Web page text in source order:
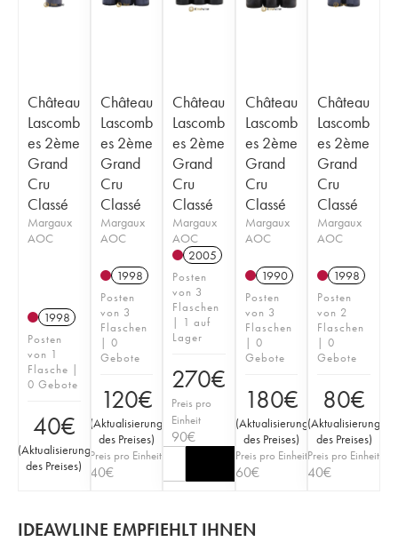
Château
Lascomb
es 2ème
Grand
Cru
Classé
Margaux
AOC
1998
Posten
von 1
Flasche |
0 Gebote
40€
(Aktualisierung
des Preises)
Château
Lascomb
es 2ème
Grand
Cru
Classé
Margaux
AOC
1998
Posten
von 3
Flaschen
| 0
Gebote
120€
(Aktualisierung
des Preises)
Preis pro Einheit
40€
Château
Lascomb
es 2ème
Grand
Cru
Classé
Margaux
AOC
2005
Posten
von 3
Flaschen
| 1 auf
Lager
270€
Preis pro
Einheit
90€
Château
Lascomb
es 2ème
Grand
Cru
Classé
Margaux
AOC
1990
Posten
von 3
Flaschen
| 0
Gebote
180€
(Aktualisierung
des Preises)
Preis pro Einheit
60€
Château
Lascomb
es 2ème
Grand
Cru
Classé
Margaux
AOC
1998
Posten
von 2
Flaschen
| 0
Gebote
80€
(Aktualisierung
des Preises)
Preis pro Einheit
40€
IDEAWLINE EMPFIEHLT IHNEN